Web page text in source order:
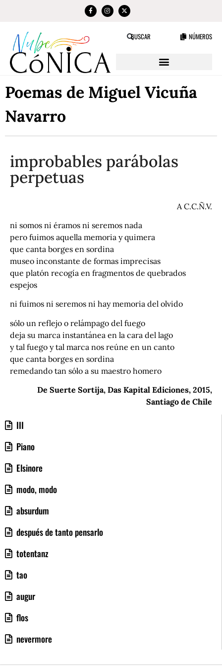
BUSCAR NÚMEROS
Poemas de Miguel Vicuña
Navarro
III
Piano
Elsinore
modo, modo
absurdum
después de tanto pensarlo
totentanz
tao
augur
flos
nevermore
improbables parábolas
perpetuas
A C.C.Ñ.V.
ni somos ni éramos ni seremos nada
pero fuimos aquella memoria y quimera
que canta borges en sordina
museo inconstante de formas imprecisas
que platón recogía en fragmentos de quebrados
espejos
ni fuimos ni seremos ni hay memoria del olvido
sólo un reflejo o relámpago del fuego
deja su marca instantánea en la cara del lago
y tal fuego y tal marca nos reúne en un canto
que canta borges en sordina
remedando tan sólo a su maestro homero
De Suerte Sortija, Das Kapital Ediciones, 2015,
Santiago de Chile